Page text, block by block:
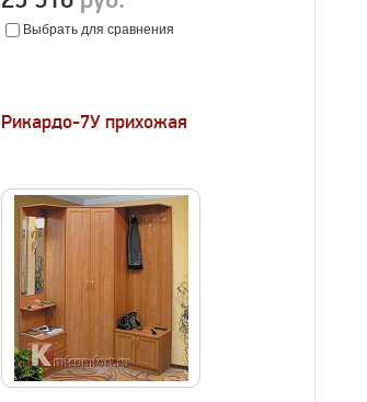
Выбрать для сравнения
Рикардо-7У прихожая